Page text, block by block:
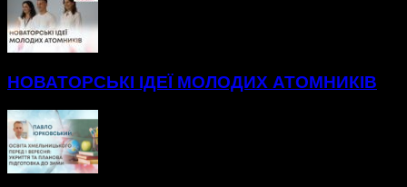
НОВАТОРСЬКІ ІДЕЇ МОЛОДИХ АТОМНИКІВ